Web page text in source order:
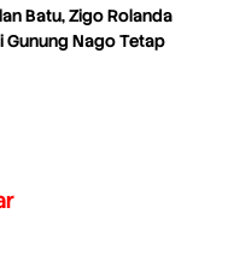
Batu, Zigo Rolanda
Gunung Nago Tetap